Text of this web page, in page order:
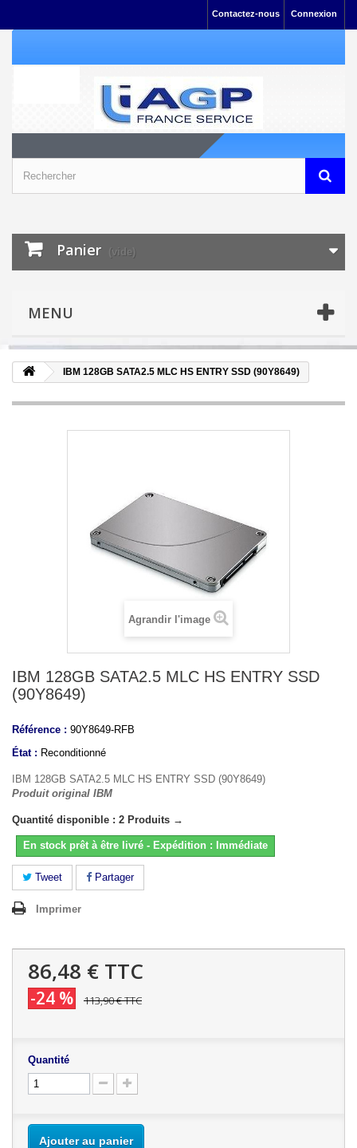
Connexion
Contactez-nous
Panier (vide)
MENU
IBM 128GB SATA2.5 MLC HS ENTRY SSD (90Y8649)
Agrandir l'image
IBM 128GB SATA2.5 MLC HS ENTRY SSD
(90Y8649)
Référence : 90Y8649-RFB
État : Reconditionné
IBM 128GB SATA2.5 MLC HS ENTRY SSD (90Y8649)
Produit original IBM
Quantité disponible : 2 Produits →
En stock prêt à être livré - Expédition : Immédiate
Tweet Partager
Imprimer
86,48 € TTC
-24 % 113,90 €TTC
Quantité
Ajouter au panier